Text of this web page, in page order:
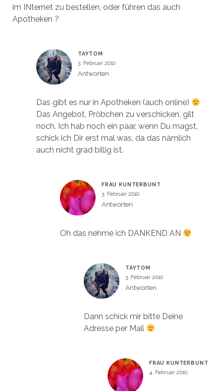
im INternet zu bestellen, oder führen das auch
Apotheken ?
TAYTOM
3. Februar 2010
Antworten
Das gibt es nur in Apotheken (auch online)
Das Angebot, Pröbchen zu verschicken, gilt
noch. Ich hab noch ein paar, wenn Du magst,
schick ich Dir erst mal was, da das nämlich
auch nicht grad billig ist.
FRAU KUNTERBUNT
3. Februar 2010
Antworten
Oh das nehme ich DANKEND AN
TAYTOM
3. Februar 2010
Antworten
Dann schick mir bitte Deine
Adresse per Mail
FRAU KUNTERBUNT
4. Februar 2010